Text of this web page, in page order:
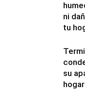
ni
tu
su